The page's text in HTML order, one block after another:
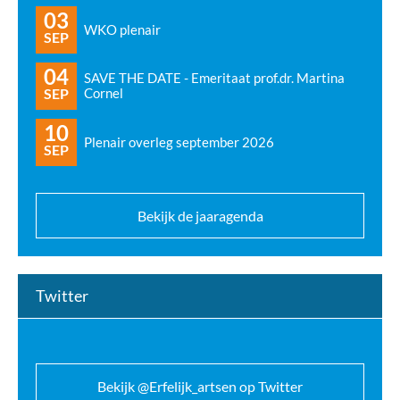
03
SEP WKO plenair
04
SEP
SAVE THE DATE - Emeritaat prof.dr. Martina
Cornel
10
SEP Plenair overleg september 2026
Bekijk de jaaragenda
Twitter
Bekijk @Erfelijk_artsen op Twitter